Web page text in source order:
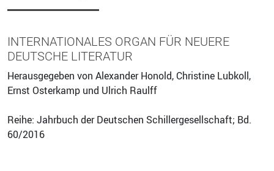
INTERNATIONALES ORGAN FÜR NEUERE
DEUTSCHE LITERATUR
Herausgegeben von Alexander Honold, Christine Lubkoll,
Ernst Osterkamp und Ulrich Raulff
Reihe: Jahrbuch der Deutschen Schillergesellschaft; Bd.
60/2016